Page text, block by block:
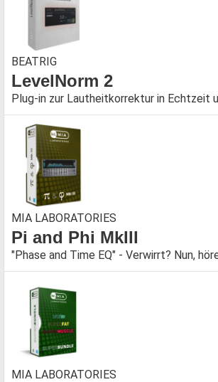
BEATRIG
LevelNorm 2
Plug-in zur Lautheitkorrektur in Echtzeit
MIA LABORATORIES
Pi and Phi MkIII
"Phase and Time EQ" - Verwirrt? Nun,
MIA LABORATORIES